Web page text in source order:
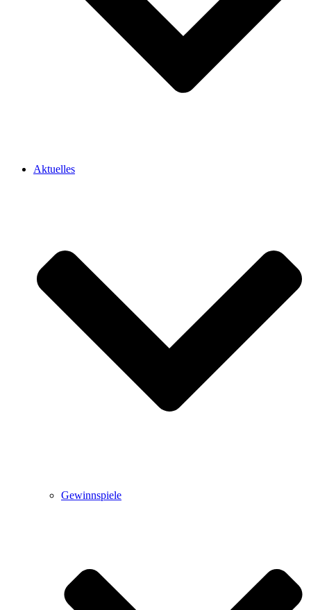
Aktuelles
Gewinnspiele